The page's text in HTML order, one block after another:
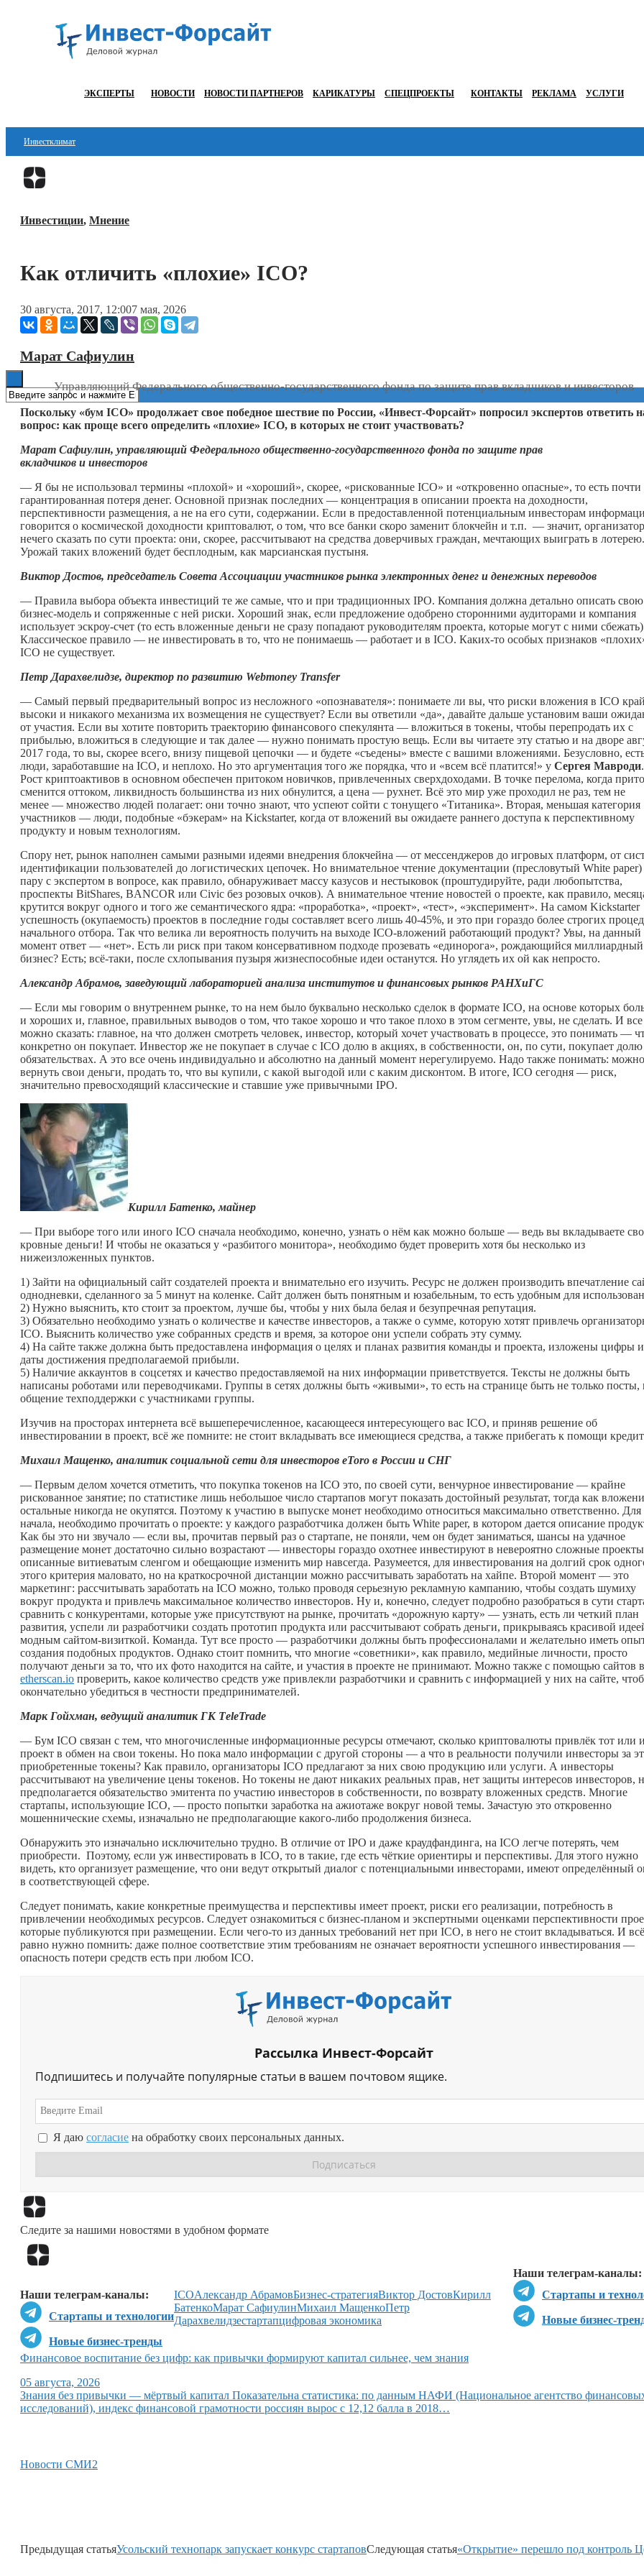
ЭКСПЕРТЫ НОВОСТИ НОВОСТИ ПАРТНЕРОВ КАРИКАТУРЫ СПЕЦПРОЕКТЫ КОНТАКТЫ РЕКЛАМА УСЛУГИ
Инвестклимат
Финансы
Блокчейн
ESG
Инвестиции, Мнение
Как отличить «плохие» ICO?
30 августа, 2017, 12:007 мая, 2026
Марат Сафиулин
Управляющий Федерального общественно-государственного фонда по защите прав вкладчиков и инвесторов
Поскольку «бум ICO» продолжает свое победное шествие по России, «Инвест-Форсайт» попросил экспертов ответить
вопрос: как проще всего определить «плохие» ICO, в которых не стоит участвовать?
Марат Сафиулин, управляющий Федерального общественно-государственного фонда по защите прав
вкладчиков и инвесторов
— Я бы не использовал термины «плохой» и «хороший», скорее, «рискованные ICO» и «откровенно опасные», то есть почти
гарантированная потеря денег. Основной признак последних — концентрация в описании проекта на доходности,
перспективности размещения, а не на его сути, содержании. Если в предоставленной потенциальным инвесторам
говорится о космической доходности криптовалют, о том, что все банки скоро заменит блокчейн и т.п. — значит,
нечего сказать по сути проекта: они, скорее, рассчитывают на средства доверчивых граждан, мечтающих выиграть в лотерею.
Урожай таких вложений будет бесплодным, как марсианская пустыня.
Виктор Достов, председатель Совета Ассоциации участников рынка электронных денег и денежных переводов
— Правила выбора объекта инвестиций те же самые, что и при традиционных IPO. Компания должна детально описать свою
бизнес-модель и сопряженные с ней риски. Хороший знак, если предложение одобрено сторонними аудиторами и компания
использует эскроу-счет (то есть вложенные деньги не сразу попадают руководителям проекта, которые могут с ними
Классическое правило — не инвестировать в то, что не понимаешь — работает и в ICO. Каких-то особых признаков
ICO не существует.
Петр Дарахвелидзе, директор по развитию Webmoney Transfer
— Самый первый предварительный вопрос из несложного «опознавателя»: понимаете ли вы, что риски вложения в ICO
высоки и никакого механизма их возмещения не существует? Если вы ответили «да», давайте дальше установим ваши
от участия. Если вы хотите повторить траекторию финансового спекулянта — вложиться в токены, чтобы перепродать их с
прибылью, вложиться в следующие и так далее — нужно понимать простую вещь. Если вы читаете эту статью и на дворе
2017 года, то вы, скорее всего, внизу пищевой цепочки — и будете «съедены» вместе с вашими вложениями. Безусловно,
люди, заработавшие на ICO, и неплохо. Но это аргументация того же порядка, что и «всем всё платится!» у Сергея Мавроди.
Рост криптоактивов в основном обеспечен притоком новичков, привлеченных сверхдоходами. В точке перелома, когда
сменится оттоком, ликвидность большинства из них обнулится, а цена — рухнет. Всё это мир уже проходил не раз, тем не
менее — множество людей полагает: они точно знают, что успеют сойти с тонущего «Титаника». Вторая, меньшая категория
участников — люди, подобные «бэкерам» на Kickstarter, когда от вложений вы ожидаете раннего доступа к перспективному
продукту и новым технологиям.
Спору нет, рынок наполнен самыми разными идеями внедрения блокчейна — от мессенджеров до игровых платформ, от
идентификации пользователей до логистических цепочек. Но внимательное чтение документации (пресловутый White paper)
пару с экспертом в вопросе, как правило, обнаруживает массу казусов и нестыковок (проштудируйте, ради любопытства,
проспекты BitShares, BANCOR или Civic без розовых очков). А внимательное чтение новостей о проекте, как правило,
крутится вокруг одного и того же семантического ядра: «проработка», «проект», «тест», «эксперимент». На самом Kickstarter
успешность (окупаемость) проектов в последние годы составляет всего лишь 40-45%, и это при гораздо более строгих
начального отбора. Так что велика ли вероятность получить на выходе ICO-вложений работающий продукт? Увы, на данный
момент ответ — «нет». Есть ли риск при таком консервативном подходе прозевать «единорога», рождающийся миллиардный
бизнес? Есть; всё-таки, после схлопывания пузыря жизнеспособные идеи останутся. Но углядеть их ой как непросто.
Александр Абрамов, заведующий лабораторией анализа институтов и финансовых рынков РАНХиГС
— Если мы говорим о внутреннем рынке, то на нем было буквально несколько сделок в формате ICO, на основе которых
и хороших и, главное, правильных выводов о том, что такое хорошо и что такое плохо в этом сегменте, увы, не сделать. И
можно сказать: главное, на что должен смотреть человек, инвестор, который хочет участвовать в процессе, это понимать —
конкретно он покупает. Инвестор же не покупает в случае с ICO долю в акциях, в собственности, он, по сути, покупает долю
обязательствах. А это все очень индивидуально и абсолютно на данный момент нерегулируемо. Надо также понимать:
вернуть свои деньги, продать то, что вы купили, с какой выгодой или с каким дисконтом. В итоге, ICO сегодня — риск,
значительно превосходящий классические и ставшие уже привычными IPO.
Кирилл Батенко, майнер
— При выборе того или иного ICO сначала необходимо, конечно, узнать о нём как можно больше — ведь вы вкладываете
кровные деньги! И чтобы не оказаться у «разбитого монитора», необходимо будет проверить хотя бы несколько из
нижеизложенных пунктов.
1) Зайти на официальный сайт создателей проекта и внимательно его изучить. Ресурс не должен производить впечатление
однодневки, сделанного за 5 минут на коленке. Сайт должен быть понятным и юзабельным, то есть удобным для
2) Нужно выяснить, кто стоит за проектом, лучше бы, чтобы у них была белая и безупречная репутация.
3) Обязательно необходимо узнать о количестве и качестве инвесторов, а также о сумме, которую хотят привлечь
ICO. Выяснить количество уже собранных средств и время, за которое они успели собрать эту сумму.
4) На сайте также должна быть предоставлена информация о целях и планах развития команды и проекта, изложены цифры и
даты достижения предполагаемой прибыли.
5) Наличие аккаунтов в соцсетях и качество предоставляемой на них информации приветствуется. Тексты не должны быть
написаны роботами или переводчиками. Группы в сетях должны быть «живыми», то есть на странице быть не только посты,
общение техподдержки с участниками группы.
Изучив на просторах интернета всё вышеперечисленное, касающееся интересующего вас ICO, и приняв решение об
инвестировании в проект, всё же помните: не стоит вкладывать все имеющиеся средства, а также прибегать к помощи
Михаил Мащенко, аналитик социальной сети для инвесторов eToro в России и СНГ
— Первым делом хочется отметить, что покупка токенов на ICO это, по своей сути, венчурное инвестирование — крайне
рискованное занятие; по статистике лишь небольшое число стартапов могут показать достойный результат, тогда как
остальные никогда не окупятся. Поэтому к участию в выпуске монет необходимо относиться максимально ответственно. Для
начала, необходимо прочитать о проекте: у каждого разработчика должен быть White paper, в котором дается описание
Как бы это ни звучало — если вы, прочитав первый раз о стартапе, не поняли, чем он будет заниматься, шансы на удачное
размещение монет достаточно сильно возрастают — инвесторы гораздо охотнее инвестируют в невероятно сложные
описанные витиеватым сленгом и обещающие изменить мир навсегда. Разумеется, для инвестирования на долгий срок
этого критерия маловато, но на краткосрочной дистанции можно рассчитывать заработать на хайпе. Второй момент — это
маркетинг: рассчитывать заработать на ICO можно, только проводя серьезную рекламную кампанию, чтобы создать шумиху
вокруг продукта и привлечь максимальное количество инвесторов. Ну и, конечно, следует подробно разобраться в сути
сравнить с конкурентами, которые уже присутствуют на рынке, прочитать «дорожную карту» — узнать, есть ли четкий план
развития, успели ли разработчики создать прототип продукта или рассчитывают собрать деньги, прикрываясь красивой
модным сайтом-визиткой. Команда. Тут все просто — разработчики должны быть профессионалами и желательно иметь
создания подобных продуктов. Однако стоит помнить, что многие «советники», как правило, медийные личности, просто
получают деньги за то, что их фото находится на сайте, и участия в проекте не принимают. Можно также с помощью сайтов
etherscan.io проверить, какое количество средств уже привлекли разработчики и сравнить с информацией у них на сайте,
окончательно убедиться в честности предпринимателей.
Марк Гойхман, ведущий аналитик ГК ТeleTrade
— Бум ICO связан с тем, что многочисленные информационные ресурсы отмечают, сколько криптовалюты привлёк тот или
проект в обмен на свои токены. Но пока мало информации с другой стороны — а что в реальности получили инвесторы за
приобретенные токены? Как правило, организаторы ICO предлагают за них свою продукцию или услуги. А инвесторы
рассчитывают на увеличение цены токенов. Но токены не дают никаких реальных прав, нет защиты интересов инвесторов,
предполагается обязательство эмитента по участию инвесторов в собственности, по возврату вложенных средств. Многие
стартапы, использующие ICO, — просто попытки заработка на ажиотаже вокруг новой темы. Зачастую это откровенно
мошеннические схемы, изначально не предполагающие какого-либо продолжения бизнеса.
Обнаружить это изначально исключительно трудно. В отличие от IPO и даже краудфандинга, на ICO легче потерять, чем
приобрести. Поэтому, если уж инвестировать в ICO, то в такие, где есть чёткие ориентиры и перспективы. Для этого нужно
видеть, кто организует размещение, что они ведут открытый диалог с потенциальными инвесторами, имеют определённый
в соответствующей сфере.
Следует понимать, какие конкретные преимущества и перспективы имеет проект, риски его реализации, потребность в
привлечении необходимых ресурсов. Следует ознакомиться с бизнес-планом и экспертными оценками перспективности
которые публикуются при размещении. Если чего-то из данных требований нет при ICO, в него не стоит вкладываться. И всё
равно нужно помнить: даже полное соответствие этим требованиям не означает вероятности успешного инвестирования —
опасность потери средств есть при любом ICO.
Рассылка Инвест-Форсайт
Подпишитесь и получайте популярные статьи в вашем почтовом ящике.
Я даю согласие на обработку своих персональных данных.
Следите за нашими новостями в удобном формате
Наши телеграм-каналы:
Стартапы и
Новые бизнес-
Наши телеграм-каналы:
Стартапы и технологии
Новые бизнес-тренды
ICOАлександр АбрамовБизнес-стратегияВиктор ДостовКирилл
БатенкоМарат СафиулинМихаил МащенкоПетр
Дарахвелидзестартапцифровая экономика
Финансовое воспитание без цифр: как привычки формируют капитал сильнее, чем знания
05 августа, 2026
Знания без привычки — мёртвый капитал Показательна статистика: по данным НАФИ (Национальное агентство
исследований), индекс финансовой грамотности россиян вырос с 12,12 балла в 2018…
Новости СМИ2
Предыдущая статьяУсольский технопарк запускает конкурс стартаповСледующая статья«Открытие» перешло под контроль